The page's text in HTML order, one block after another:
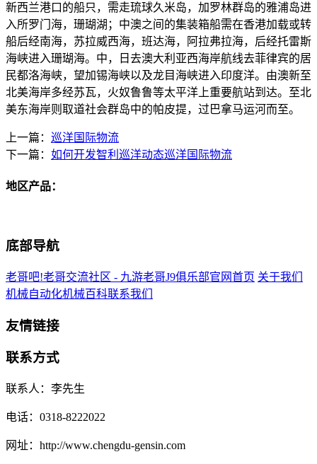
新西兰港口的船只，需走琉球久米岛，加罗林群岛的雅浦岛进
入所罗门海，珊瑚湖；中澳之间的集装箱船需在香港加载或转
船后经南海，苏拉威西海，班达海，阿拉弗拉海，后经托雷斯
海峡进入珊瑚海。中，日去澳大利亚西海岸航线去菲律宾的居
民都洛海峡，望加锡海峡以及龙目海峡进入印度洋。由澳新至
北美海岸多经苏瓦，火奴鲁鲁等太平洋上重要航站到达。至北
美东海岸则取道社会群岛中的帕皮提，过巴拿马运河而至。
上一篇： 巡洋国际物流
下一篇： 如何开发智利巡洋动态巡洋国际物流
地区产品：
底部导航
老哥吧!老哥交流社区 - 九游老哥J9俱乐部官网首页 关于我们
机械自动化机械百科联系我们
友情链接
联系方式
联系人：李先生
电话：0318-8222022
网址：http://www.chengdu-gensin.com